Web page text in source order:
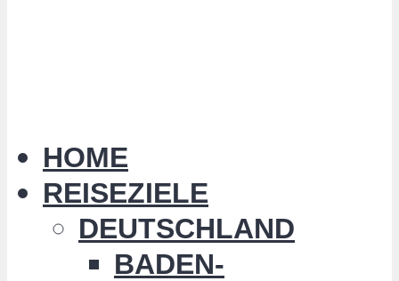
HOME
REISEZIELE
DEUTSCHLAND
BADEN-